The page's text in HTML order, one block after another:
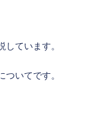
しています。
いてです。